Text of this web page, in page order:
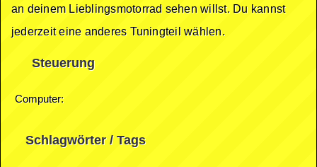
an deinem Lieblingsmotorrad sehen willst. Du kannst
jederzeit eine anderes Tuningteil wählen.
Steuerung
Computer:
Schlagwörter / Tags